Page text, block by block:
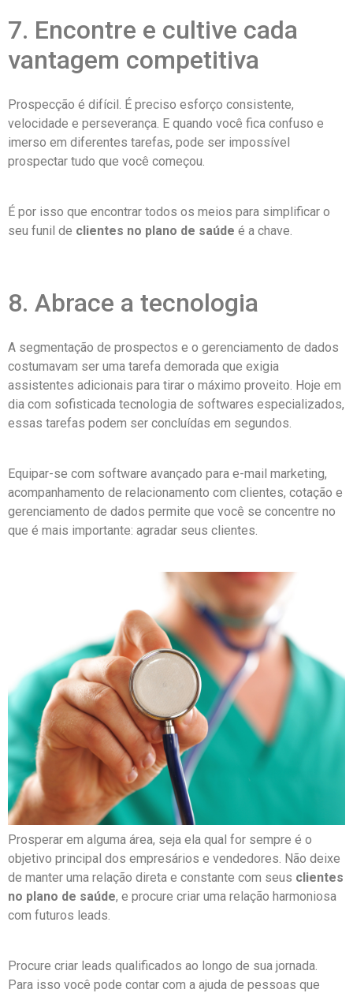
7. Encontre e cultive cada
vantagem competitiva
Prospecção é difícil. É preciso esforço consistente,
velocidade e perseverança. E quando você fica confuso e
imerso em diferentes tarefas, pode ser impossível
prospectar tudo que você começou.
É por isso que encontrar todos os meios para simplificar o
seu funil de clientes no plano de saúde é a chave.
8. Abrace a tecnologia
A segmentação de prospectos e o gerenciamento de dados
costumavam ser uma tarefa demorada que exigia
assistentes adicionais para tirar o máximo proveito. Hoje em
dia com sofisticada tecnologia de softwares especializados,
essas tarefas podem ser concluídas em segundos.
Equipar-se com software avançado para e-mail marketing,
acompanhamento de relacionamento com clientes, cotação e
gerenciamento de dados permite que você se concentre no
que é mais importante: agradar seus clientes.
Prosperar em alguma área, seja ela qual for sempre é o
objetivo principal dos empresários e vendedores. Não deixe
de manter uma relação direta e constante com seus clientes
no plano de saúde, e procure criar uma relação harmoniosa
com futuros leads.
Procure criar leads qualificados ao longo de sua jornada.
Para isso você pode contar com a ajuda de pessoas que